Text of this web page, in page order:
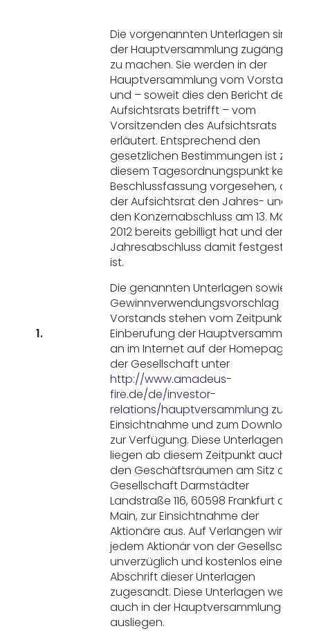
1.
Die vorgenannten Unterlagen sind
der Hauptversammlung zugänglich
zu machen. Sie werden in der
Hauptversammlung vom Vorstand
und – soweit dies den Bericht des
Aufsichtsrats betrifft – vom
Vorsitzenden des Aufsichtsrats
erläutert. Entsprechend den
gesetzlichen Bestimmungen ist zu
diesem Tagesordnungspunkt keine
Beschlussfassung vorgesehen, da
der Aufsichtsrat den Jahres- und
den Konzernabschluss am 13. März
2012 bereits gebilligt hat und der
Jahresabschluss damit festgestellt
ist.
Die genannten Unterlagen sowie der
Gewinnverwendungsvorschlag des
Vorstands stehen vom Zeitpunkt der
Einberufung der Hauptversammlung
an im Internet auf der Homepage
der Gesellschaft unter
http://www.amadeus-
fire.de/de/investor-
relations/hauptversammlung zur
Einsichtnahme und zum Download
zur Verfügung. Diese Unterlagen
liegen ab diesem Zeitpunkt auch in
den Geschäftsräumen am Sitz der
Gesellschaft Darmstädter
Landstraße 116, 60598 Frankfurt am
Main, zur Einsichtnahme der
Aktionäre aus. Auf Verlangen wird
jedem Aktionär von der Gesellschaft
unverzüglich und kostenlos eine
Abschrift dieser Unterlagen
zugesandt. Diese Unterlagen werden
auch in der Hauptversammlung
ausliegen.